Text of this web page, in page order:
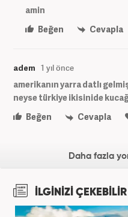
amin
Beğen
Cevapla
adem 1 yıl önce
amerikanın yarra datlı
neyse türkiye ikisinide
Beğen
Cevapla
Daha fazla
İLGİNİZİ ÇEKEBİLİR